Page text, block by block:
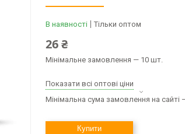
В наявності Тільки оптом
26 ₴
Мінімальне замовлення — 10 шт.
Показати всі оптові ціни
Мінімальна сума замовлення на сайті
Купити